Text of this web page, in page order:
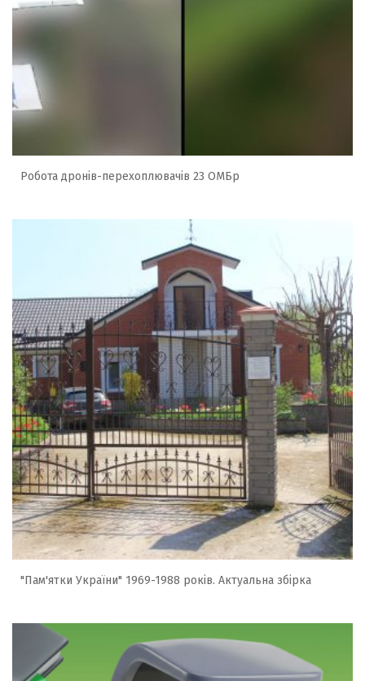
Робота дронів-перехоплювачів 23 ОМБр
"Пам'ятки України" 1969-1988 років. Актуальна збірка